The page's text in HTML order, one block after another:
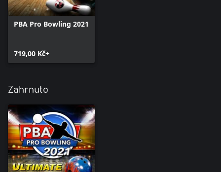
PBA Pro Bowling 2021
719,00 Kč+
Zahrnuto